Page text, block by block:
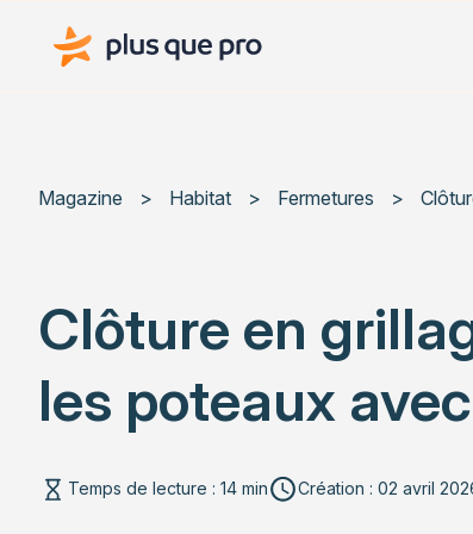
Plus que pro Mag'
Magazine > Habitat > Fermetures >
Clôture en
les poteaux
Temps de lecture : 14 min Création : 02 avril